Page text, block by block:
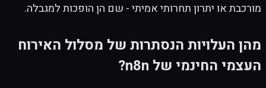
מורכבת או יתרון תחרותי אמיתי - שם הן הופכות למגבלה.
מהן העלויות הנסתרות של מסלול האירוח
העצמי החינמי של n8n?